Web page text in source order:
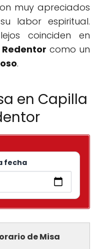
muy apreciados
labor espiritual.
coinciden en
como un
.
en Capilla
fecha
de Misa